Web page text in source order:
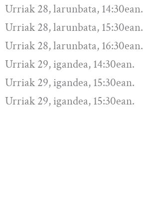
Urriak 28, larunbata, 14:30ean.
Urriak 28, larunbata, 15:30ean.
Urriak 28, larunbata, 16:30ean.
Urriak 29, igandea, 14:30ean.
Urriak 29, igandea, 15:30ean.
Urriak 29, igandea, 15:30ean.